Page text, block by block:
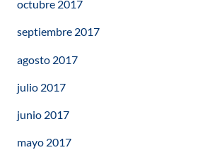
octubre 2017
septiembre 2017
agosto 2017
julio 2017
junio 2017
mayo 2017